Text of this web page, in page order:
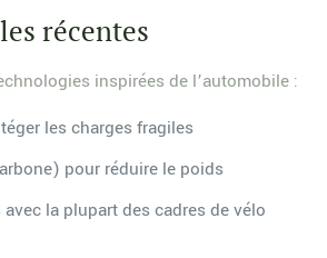
récentes
inspirées de l’automobile :
les charges fragiles
pour réduire le poids
la plupart des cadres de vélo